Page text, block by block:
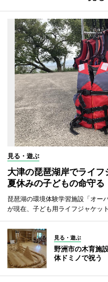
見る・遊ぶ
大津の琵琶湖岸でライ
夏休みの子どもの命守る
琵琶湖の環境体験学習施設「オー
が現在、子ども用ライフジャケッ
見る・遊ぶ
野洲市の木育施
体ドミノで祝う